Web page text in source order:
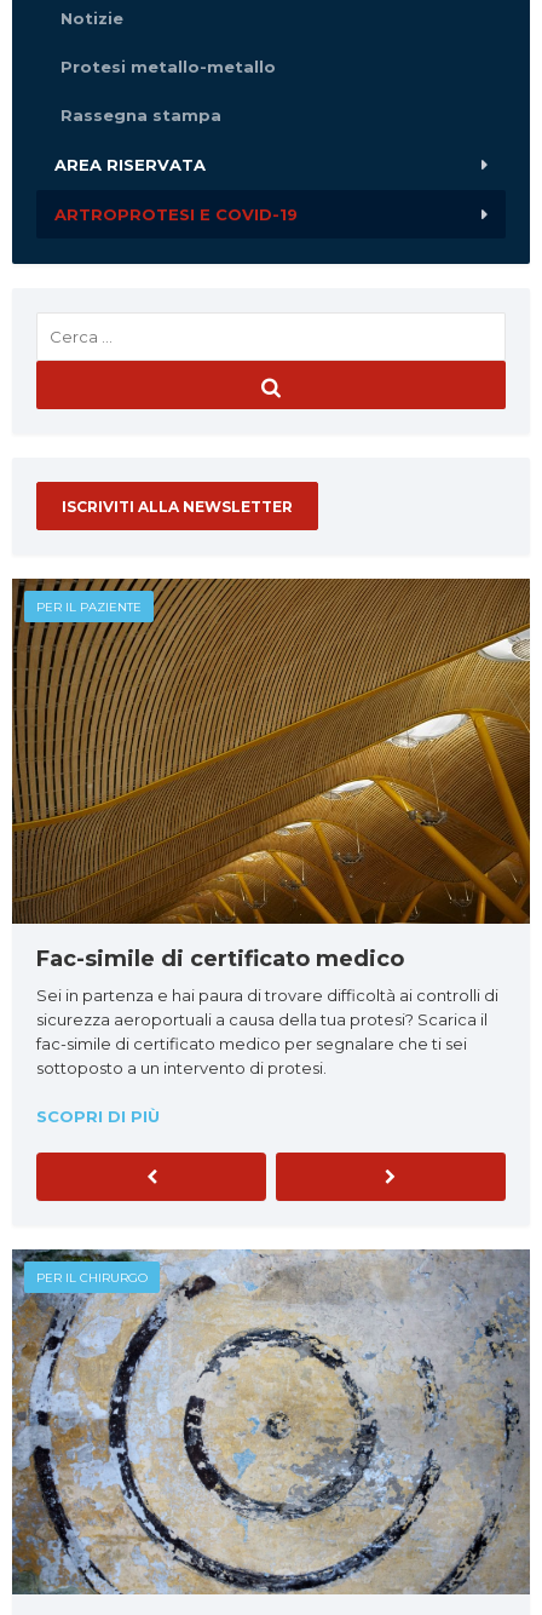
Notizie
Protesi metallo-metallo
Rassegna stampa
AREA RISERVATA
ARTROPROTESI E COVID-19
ISCRIVITI ALLA NEWSLETTER
PER IL PAZIENTE
Fac-simile di certificato medico
Sei in partenza e hai paura di trovare difficoltà ai controlli di
sicurezza aeroportuali a causa della tua protesi? Scarica il
fac-simile di certificato medico per segnalare che ti sei
sottoposto a un intervento di protesi.
SCOPRI DI PIÙ
Previous Next
PER IL CHIRURGO